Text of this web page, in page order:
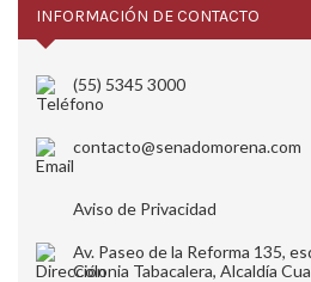
INFORMACIÓN DE CONTACTO
(55) 5345 3000
contacto@senadomorena.com
Aviso de Privacidad
Av. Paseo de la Reforma 135,
Colonia Tabacalera, Alcaldía